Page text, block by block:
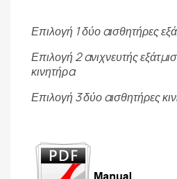
Επιλογή 1 δύο αισθητήρες
Επιλογή 2 ανιχνευτής
κινητήρα
Επιλογή 3 δύο αισθητήρες